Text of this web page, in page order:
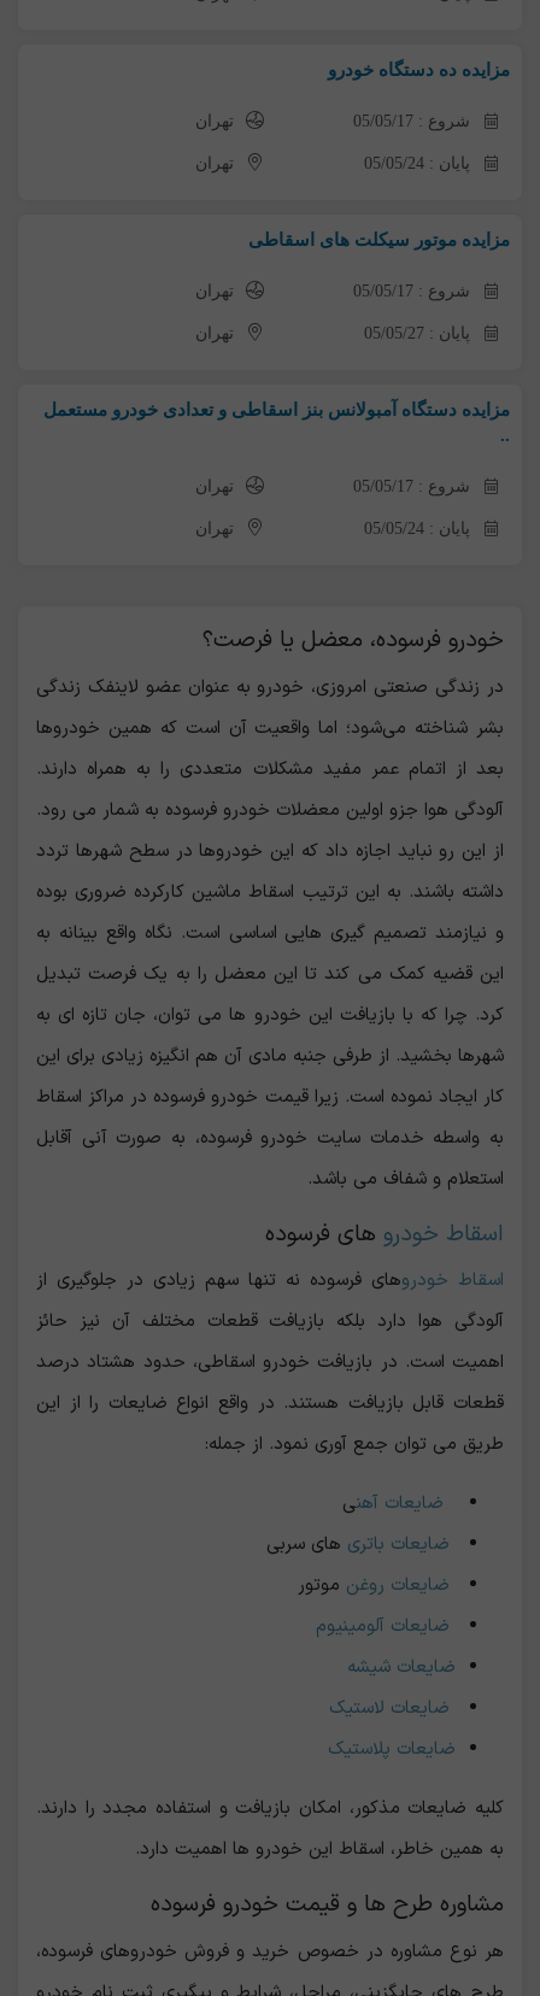
مزایده ده دستگاه خودرو
شروع : 05/05/17 تهران
پایان : 05/05/24 تهران
مزایده موتور سیکلت های اسقاطی
شروع : 05/05/17 تهران
پایان : 05/05/27 تهران
مزایده دستگاه آمبولانس بنز اسقاطی و تعدادی خودرو مستعمل
..
شروع : 05/05/17 تهران
پایان : 05/05/24 تهران
خودرو فرسوده، معضل یا فرصت؟
در زندگی صنعتی امروزی، خودرو به عنوان عضو لاینفک زندگی
بشر شناخته می‌شود؛ اما واقعیت آن است که همین خودروها
بعد از اتمام عمر مفید مشکلات متعددی را به همراه دارند.
آلودگی هوا جزو اولین معضلات خودرو فرسوده به شمار می رود.
از این رو نباید اجازه داد که این خودروها در سطح شهرها تردد
داشته باشند. به این ترتیب اسقاط ماشین کارکرده ضروری بوده
و نیازمند تصمیم گیری هایی اساسی است. نگاه واقع بینانه به
این قضیه کمک می کند تا این معضل را به یک فرصت تبدیل
کرد. چرا که با بازیافت این خودرو ها می توان، جان تازه ای به
شهرها بخشید. از طرفی جنبه مادی آن هم انگیزه زیادی برای این
کار ایجاد نموده است. زیرا قیمت خودرو فرسوده در مراکز اسقاط
به واسطه خدمات سایت خودرو فرسوده، به صورت آنی آقابل
استعلام و شفاف می باشد.‌
اسقاط خودرو های فرسوده
اسقاط خودروهای فرسوده نه تنها سهم زیادی در جلوگیری از
آلودگی هوا دارد بلکه بازیافت قطعات مختلف آن نیز حائز
اهمیت است. در بازیافت خودرو اسقاطی، حدود هشتاد درصد
قطعات قابل بازیافت هستند. در واقع انواع ضایعات را از این
طریق می توان جمع آوری نمود. از جمله:
ضایعات آهنی
ضایعات باتری های سربی
ضایعات روغن موتور
ضایعات آلومینیوم
ضایعات شیشه
ضایعات لاستیک
ضایعات پلاستیک
کلیه ضایعات مذکور، امکان بازیافت و استفاده مجدد را دارند.
به همین خاطر، اسقاط این خودرو ها اهمیت دارد.
مشاوره طرح ها و قیمت خودرو فرسوده
هر نوع مشاوره در خصوص خرید و فروش خودروهای فرسوده،